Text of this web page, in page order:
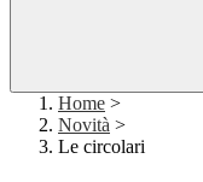
Home >
Novità >
Le circolari